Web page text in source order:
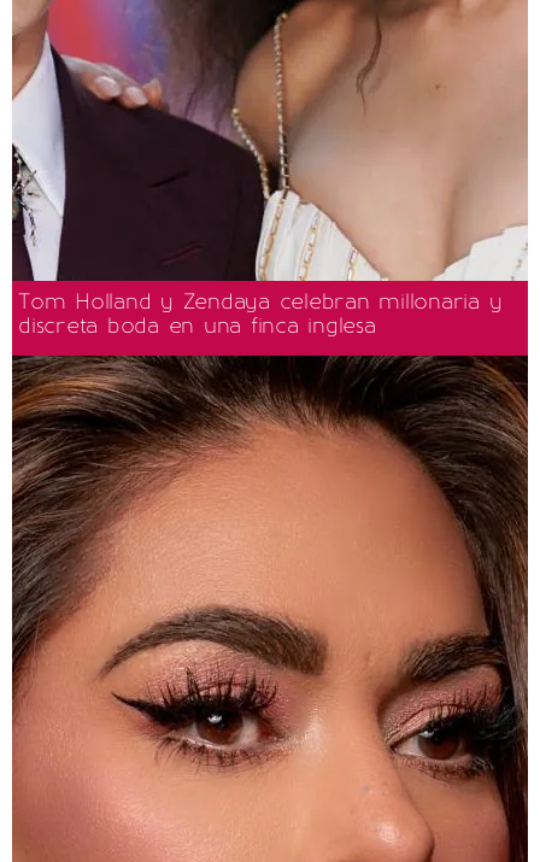
Tom Holland y Zendaya celebran millonaria y
discreta boda en una finca inglesa